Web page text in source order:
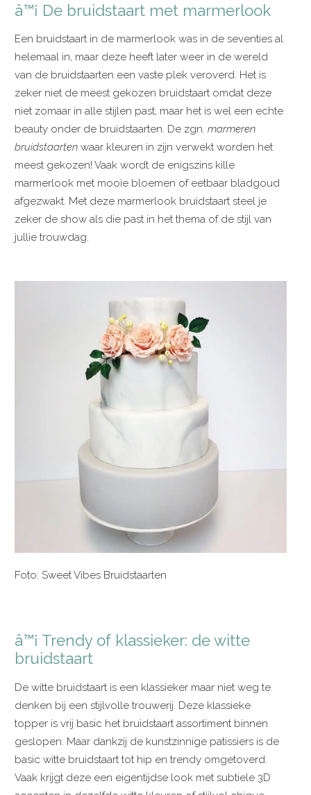
â™¡ De bruidstaart met marmerlook
Een bruidstaart in de marmerlook was in de seventies al
helemaal in, maar deze heeft later weer in de wereld
van de bruidstaarten een vaste plek veroverd. Het is
zeker niet de meest gekozen bruidstaart omdat deze
niet zomaar in alle stijlen past, maar het is wel een echte
beauty onder de bruidstaarten. De zgn.marmeren
bruidstaarten waar kleuren in zijn verwekt worden het
meest gekozen! Vaak wordt de enigszins kille
marmerlook met mooie bloemen of eetbaar bladgoud
afgezwakt. Met deze marmerlook bruidstaart steel je
zeker de show als die past in het thema of de stijl van
jullie trouwdag.
Foto: Sweet Vibes Bruidstaarten
â™¡ Trendy of klassieker: de witte
bruidstaart
De witte bruidstaart is een klassieker maar niet weg te
denken bij een stijlvolle trouwerij. Deze klassieke
topper is vrij basic het bruidstaart assortiment binnen
geslopen. Maar dankzij de kunstzinnige patissiers is de
basic witte bruidstaart tot hip en trendy omgetoverd.
Vaak krijgt deze een eigentijdse look met subtiele 3D